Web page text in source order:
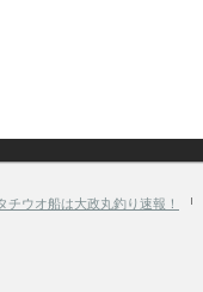
ウオ船は大政丸釣り速報！